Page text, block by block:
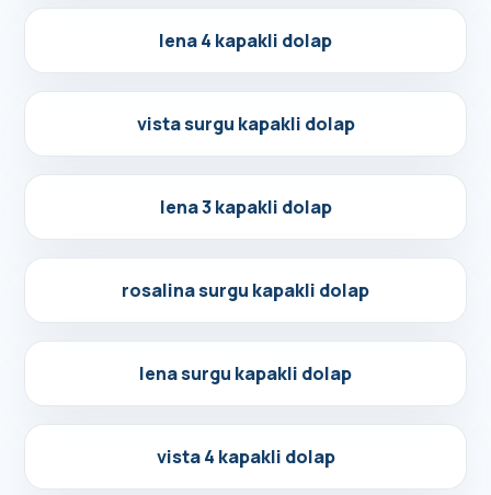
Detayları Gör
lena 4 kapakli dolap
Detayları Gör
vista surgu kapakli dolap
Detayları Gör
lena 3 kapakli dolap
Detayları Gör
rosalina surgu kapakli dolap
Detayları Gör
lena surgu kapakli dolap
Detayları Gör
vista 4 kapakli dolap